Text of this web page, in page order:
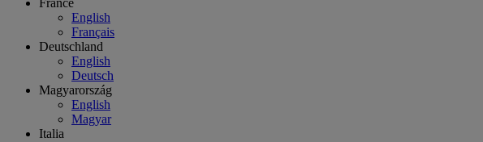
France
English
Français
Deutschland
English
Deutsch
Magyarország
English
Magyar
Italia